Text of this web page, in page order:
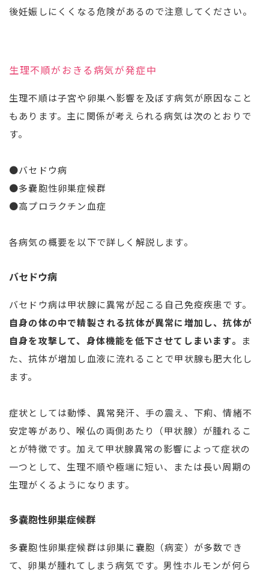
後妊娠しにくくなる危険があるので注意してください。
生理不順がおきる病気が発症中
生理不順は子宮や卵巣へ影響を及ぼす病気が原因なこと
もあります。主に関係が考えられる病気は次のとおりで
す。
●バセドウ病
●多嚢胞性卵巣症候群
●高プロラクチン血症
各病気の概要を以下で詳しく解説します。
バセドウ病
バセドウ病は甲状腺に異常が起こる自己免疫疾患です。
自身の体の中で精製される抗体が異常に増加し、抗体が
自身を攻撃して、身体機能を低下させてしまいます。
ま
た、抗体が増加し血液に流れることで甲状腺も肥大化し
ます。
症状としては動悸、異常発汗、手の震え、下痢、情緒不
安定等があり、喉仏の両側あたり（甲状腺）が腫れるこ
とが特徴です。加えて甲状腺異常の影響によって症状の
一つとして、生理不順や極端に短い、または長い周期の
生理がくるようになります。
多嚢胞性卵巣症候群
多嚢胞性卵巣症候群は卵巣に嚢胞（病変）が多数でき
て、卵巣が腫れてしまう病気です。男性ホルモンが何ら